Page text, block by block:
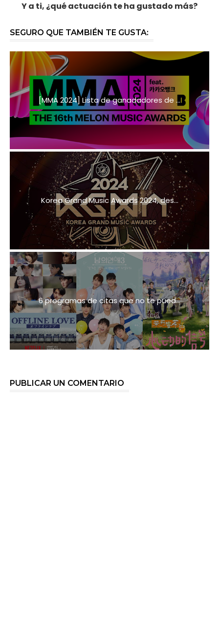
Y a ti, ¿qué actuación te ha gustado más?
SEGURO QUE TAMBIÉN TE GUSTA:
[MMA 2024] Lista de ganadadores de ...
Korea Grand Music Awards 2024, des...
6 programas de citas que no te pued...
PUBLICAR UN COMENTARIO